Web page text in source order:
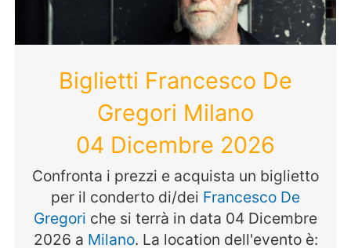
Biglietti Francesco De
Gregori Milano
04 Dicembre 2026
Confronta i prezzi e acquista un biglietto
per il conderto di/dei Francesco De
Gregori che si terrà in data 04 Dicembre
2026 a Milano. La location dell'evento è: